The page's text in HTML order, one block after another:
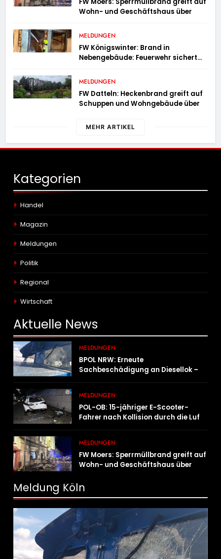
Wohn- und Geschäftshaus über
MELDUNGEN
FW Königswinter: Brand in
Nebengebäude: Feuerwehr sichert
MELDUNGEN
FW Datteln: Heckenbrand greift auf
Schuppen und Wohngebäude über
MEHR ARTIKEL
Kategorien
Handel
Magazin
Meldungen
Politik
Regional
Wirtschaft
Aktuelle News
MELDUNGEN
BPOL NRW: Erneute
Sachbeschädigung an Diesellok –
MELDUNGEN
POL-OB: 15-jähriger E-Scooter-
Fahrer nach Kollision durch die Luft
MELDUNGEN
FW Moers: Sperrmüllbrand greift auf
Wohn- und Geschäftshaus über
Meldung Köln